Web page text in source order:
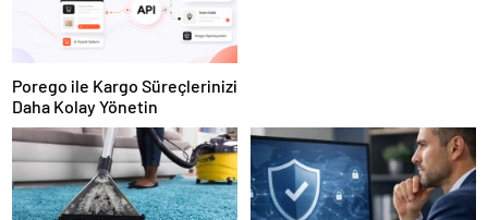
Porego ile Kargo Süreçlerinizi
Daha Kolay Yönetin